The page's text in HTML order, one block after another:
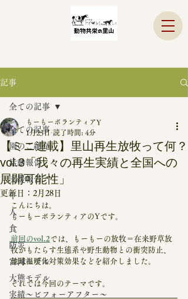
記事
全ての記事
園のご紹介
活動報告
支援報告
牛
人
食
防災
富岡モデル
大熊モデル
実績～ビフォーアフター～
全ての記事
【ミニ連載】里山再生放牧って何？
vol.3「我々の再生実績と全国への
展開可能性」
もーもーボランティアY
1月23日 読了時間: 4分
更新日： 2月28日
こんにちは。
もーもーボランティアのYです。
前回のvol.2では、もーもーの放牧＝在来野草放
牧がもたらす生態系や野生動物との衝突防止、
地球温暖化対策効果などを紹介しました。
それでは今回のテーマです。